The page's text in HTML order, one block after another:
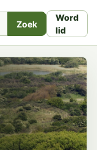
Zoek
Word
lid